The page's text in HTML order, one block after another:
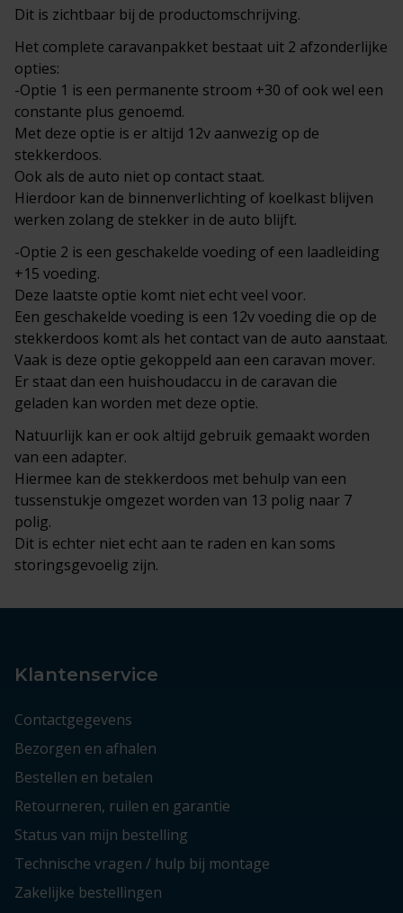
Dit is zichtbaar bij de productomschrijving.
Het complete caravanpakket bestaat uit 2 afzonderlijke
opties:
-Optie 1 is een permanente stroom +30 of ook wel een
constante plus genoemd.
Met deze optie is er altijd 12v aanwezig op de
stekkerdoos.
Ook als de auto niet op contact staat.
Hierdoor kan de binnenverlichting of koelkast blijven
werken zolang de stekker in de auto blijft.
-Optie 2 is een geschakelde voeding of een laadleiding
+15 voeding.
Deze laatste optie komt niet echt veel voor.
Een geschakelde voeding is een 12v voeding die op de
stekkerdoos komt als het contact van de auto aanstaat.
Vaak is deze optie gekoppeld aan een caravan mover.
Er staat dan een huishoudaccu in de caravan die
geladen kan worden met deze optie.
Natuurlijk kan er ook altijd gebruik gemaakt worden
van een adapter.
Hiermee kan de stekkerdoos met behulp van een
tussenstukje omgezet worden van 13 polig naar 7
polig.
Dit is echter niet echt aan te raden en kan soms
storingsgevoelig zijn.
Klantenservice
Contactgegevens
Bezorgen en afhalen
Bestellen en betalen
Retourneren, ruilen en garantie
Status van mijn bestelling
Technische vragen / hulp bij montage
Zakelijke bestellingen